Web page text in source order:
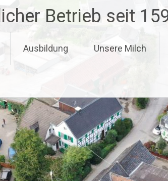
Betrieb seit
Ausbildung Unsere Milch